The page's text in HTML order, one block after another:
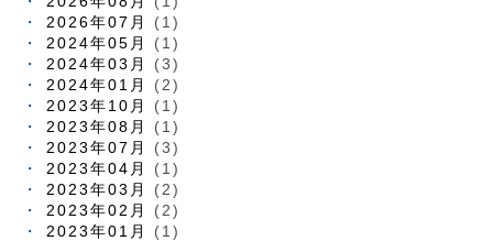
2026年07月
(1)
2024年05月
(1)
2024年03月
(3)
2024年01月
(2)
2023年10月
(1)
2023年08月
(1)
2023年07月
(3)
2023年04月
(1)
2023年03月
(2)
2023年02月
(2)
2023年01月
(1)